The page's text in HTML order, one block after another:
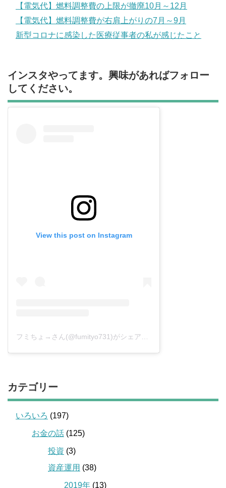
【電気代】燃料調整費の上限が撤廃10月～12月
【電気代】燃料調整費が右肩上がりの7月～9月
新型コロナに感染した医療従事者の私が感じたこと
インスタやってます。興味があればフォロー
してください。
View this post on Instagram
カテゴリー
いろいろ (197)
お金の話 (125)
投資 (3)
資産運用 (38)
2019年 (13)